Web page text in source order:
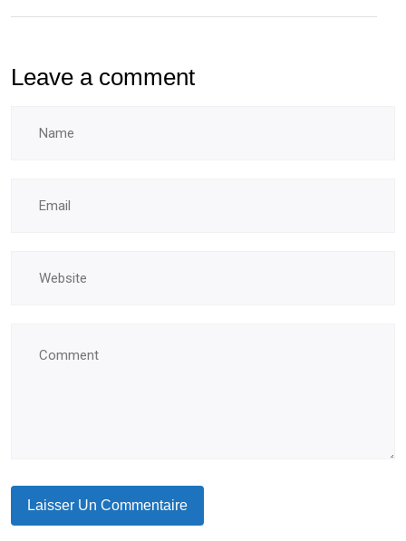
Leave a comment